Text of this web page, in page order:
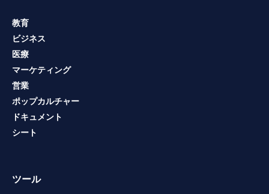
教育
ビジネス
医療
マーケティング
営業
ポップカルチャー
ドキュメント
シート
ツール